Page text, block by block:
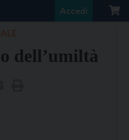
Accedi
dell’umiltà